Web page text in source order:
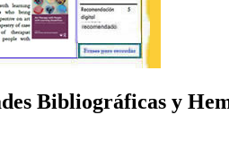
Bibliográficas y